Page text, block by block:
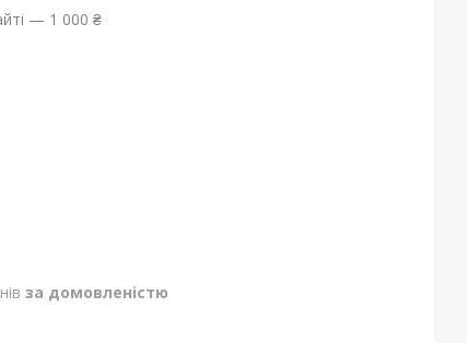
— 1 000 ₴
за домовленістю